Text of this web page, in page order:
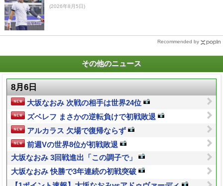
(2026年8月5日)
Recommended by
その他のニュース
8月6日
大坂なおみ 次戦の相手は世界24位
ズベレフ まさかの逆転負けで初戦敗退
アルカラス 欠場で復帰ならず
前週Vの世界8位が初戦敗退
大坂なおみ 3回戦進出「この調子で」
大坂なおみ 快勝で3年連続の初戦突破